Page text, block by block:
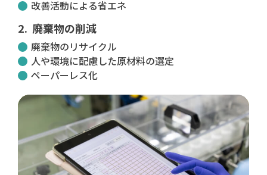
改善活動による省エネ
廃棄物の削減
廃棄物のリサイクル
人や環境に配慮した原材料の選定
ペーパーレス化